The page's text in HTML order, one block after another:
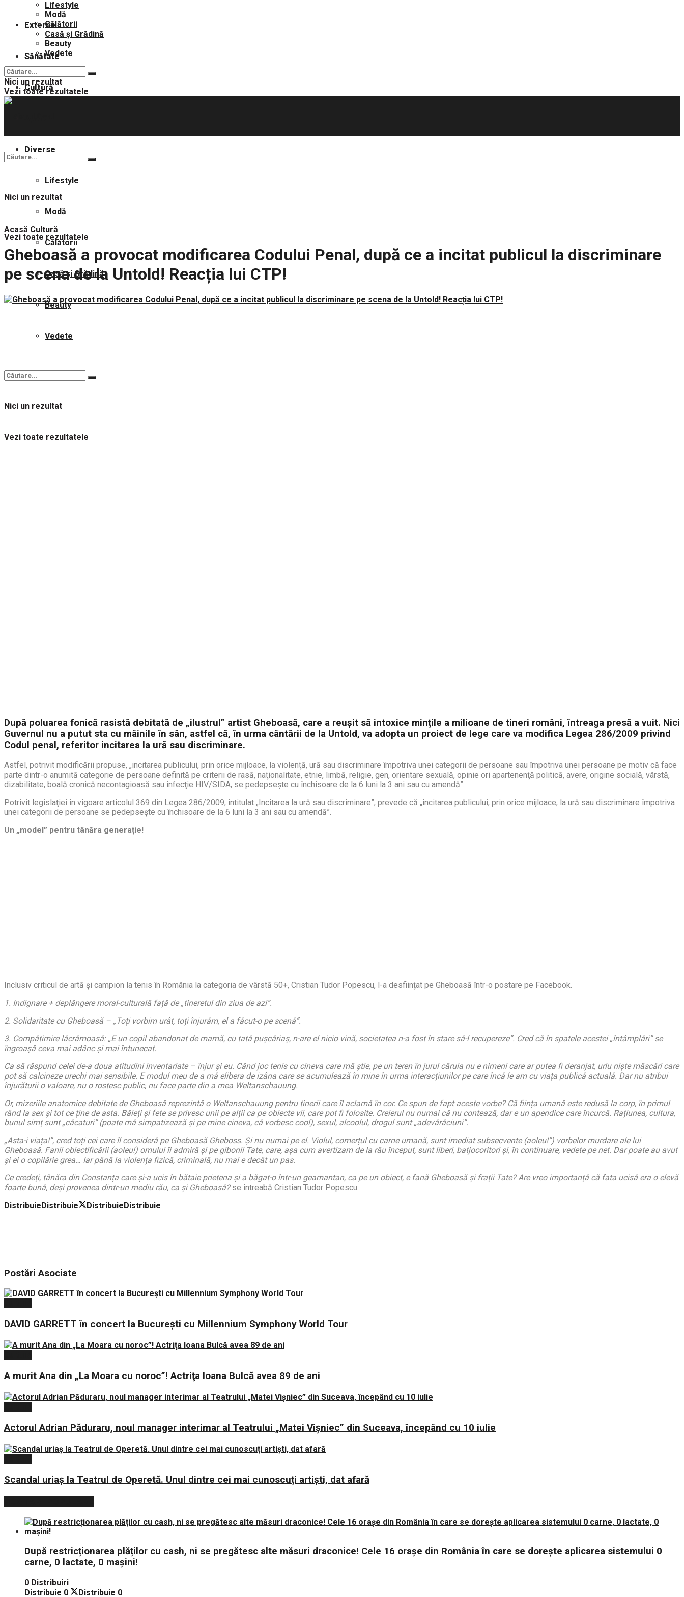
Externe
Sănătate
Cultură
Diverse
Lifestyle
Modă
Călătorii
Casă și Grădină
Beauty
Vedete
Nici un rezultat
Vezi toate rezultatele
Lifestyle
Modă
Călătorii
Casă și Grădină
Beauty
Vedete
Nici un rezultat
Vezi toate rezultatele
Nici un rezultat
Vezi toate rezultatele
Acasă Cultură
Gheboasă a provocat modificarea Codului Penal, după ce a incitat publicul la discriminare
pe scena de la Untold! Reacția lui CTP!
După poluarea fonică rasistă debitată de „ilustrul” artist Gheboasă, care a reușit să intoxice mințile a milioane de tineri români, întreaga presă a vuit. Nici
Guvernul nu a putut sta cu mâinile în sân, astfel că, în urma cântării de la Untold, va adopta un proiect de lege care va modifica Legea 286/2009 privind
Codul penal, referitor incitarea la ură sau discriminare.
Astfel, potrivit modificării propuse, „incitarea publicului, prin orice mijloace, la violenţă, ură sau discriminare împotriva unei categorii de persoane sau împotriva unei persoane pe motiv că face
parte dintr-o anumită categorie de persoane definită pe criterii de rasă, naţionalitate, etnie, limbă, religie, gen, orientare sexuală, opinie ori apartenenţă politică, avere, origine socială, vârstă,
dizabilitate, boală cronică necontagioasă sau infecţie HIV/SIDA, se pedepseşte cu închisoare de la 6 luni la 3 ani sau cu amendă”.
Potrivit legislaţiei în vigoare articolul 369 din Legea 286/2009, intitulat „Incitarea la ură sau discriminare”, prevede că „incitarea publicului, prin orice mijloace, la ură sau discriminare împotriva
unei categorii de persoane se pedepseşte cu închisoare de la 6 luni la 3 ani sau cu amendă”.
Un „model” pentru tânăra generație!
Inclusiv criticul de artă și campion la tenis în România la categoria de vârstă 50+, Cristian Tudor Popescu, l-a desființat pe Gheboasă într-o postare pe Facebook.
1. Indignare + deplângere moral-culturală față de „tineretul din ziua de azi”.
2. Solidaritate cu Gheboasă – „Toți vorbim urât, toți înjurăm, el a făcut-o pe scenă”.
3. Compătimire lăcrămoasă: „E un copil abandonat de mamă, cu tată pușcăriaș, n-are el nicio vină, societatea n-a fost în stare să-l recupereze”. Cred că în spatele acestei „întâmplări” se
îngroașă ceva mai adânc și mai întunecat.
Ca să răspund celei de-a doua atitudini inventariate – înjur și eu. Când joc tenis cu cineva care mă știe, pe un teren în jurul căruia nu e nimeni care ar putea fi deranjat, urlu niște măscări care
pot să calcineze urechi mai sensibile. E modul meu de a mă elibera de izâna care se acumulează în mine în urma interacțiunilor pe care încă le am cu viața publică actuală. Dar nu atribui
înjurăturii o valoare, nu o rostesc public, nu face parte din a mea Weltanschauung.
Or, mizeriile anatomice debitate de Gheboasă reprezintă o Weltanschauung pentru tinerii care îl aclamă în cor. Ce spun de fapt aceste vorbe? Că ființa umană este redusă la corp, în primul
rând la sex și tot ce ține de asta. Băieți și fete se privesc unii pe alții ca pe obiecte vii, care pot fi folosite. Creierul nu numai că nu contează, dar e un apendice care încurcă. Rațiunea, cultura,
bunul simț sunt „căcaturi” (poate mă simpatizează și pe mine cineva, că vorbesc cool), sexul, alcoolul, drogul sunt „adevărăciuni”.
„Asta-i viața!”, cred toți cei care îl consideră pe Gheboasă Gheboss. Și nu numai pe el. Violul, comerțul cu carne umană, sunt imediat subsecvente (aoleu!”) vorbelor murdare ale lui
Gheboasă. Fanii obiectificării (aoleu!) omului îi admiră și pe gibonii Tate, care, așa cum avertizam de la rău început, sunt liberi, batjocoritori și, în continuare, vedete pe net. Dar poate au avut
și ei o copilărie grea… Iar până la violența fizică, criminală, nu mai e decât un pas.
Ce credeți, tânăra din Constanța care și-a ucis în bătaie prietena și a băgat-o într-un geamantan, ca pe un obiect, e fană Gheboasă și frații Tate? Are vreo importanță că fata ucisă era o elevă
foarte bună, deși provenea dintr-un mediu rău, ca și Gheboasă? se întreabă Cristian Tudor Popescu.
DistribuieDistribuie DistribuieDistribuie
PostăriAsociate
DAVID GARRETT în concert la București cu Millennium Symphony World Tour
A murit Ana din „La Moara cu noroc”! Actriţa Ioana Bulcă avea 89 de ani
Actorul Adrian Păduraru, noul manager interimar al Teatrului „Matei Vișniec” din Suceava, începând cu 10 iulie
Scandal uriaș la Teatrul de Operetă. Unul dintre cei mai cunoscuți artiști, dat afară
După restricționarea plăților cu cash, ni se pregătesc alte măsuri draconice! Cele 16 orașe din România în care se dorește aplicarea sistemului 0
carne, 0 lactate, 0 mașini!
0 Distribuiri
Distribuie 0 Distribuie 0